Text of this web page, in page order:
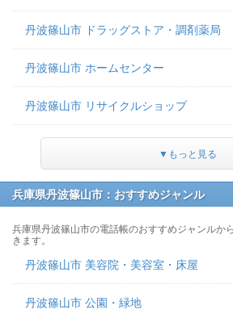
丹波篠山市 ドラッグストア・調剤薬局
丹波篠山市 ホームセンター
丹波篠山市 リサイクルショップ
▼もっと見る
兵庫県丹波篠山市：おすすめジャンル
兵庫県丹波篠山市の電話帳のおすすめジャンルか
きます。
丹波篠山市 美容院・美容室・床屋
丹波篠山市 公園・緑地